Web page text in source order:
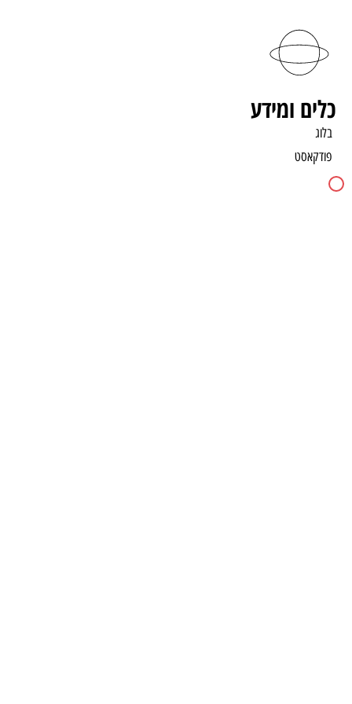
כלים ומידע
בלוג
פודקאסט